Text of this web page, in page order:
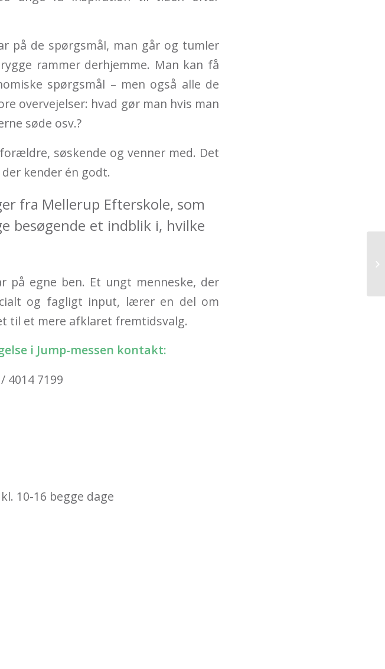
på de spørgsmål, man går og tumler
rammer derhjemme. Man kan få
spørgsmål – men også alle de
overvejelser: hvad gør man hvis man
søde osv.?
søskende og venner med. Det
kender én godt.
fra Mellerup Efterskole, som
besøgende et indblik i, hvilke
egne ben. Et ungt menneske, der
og fagligt input, lærer en del om
til et mere afklaret fremtidsvalg.
i Jump-messen kontakt:
4014 7199
10-16 begge dage